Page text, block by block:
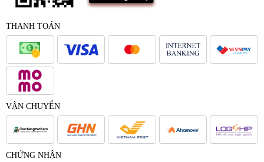
THANH TOÁN
VẬN CHUYỂN
CHỨNG NHẬN